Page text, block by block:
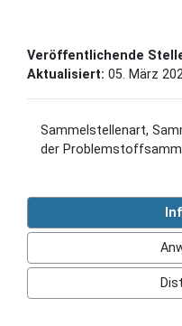
Veröffentlichende
Aktualisiert: 05. März
Sammelstellenart,
der